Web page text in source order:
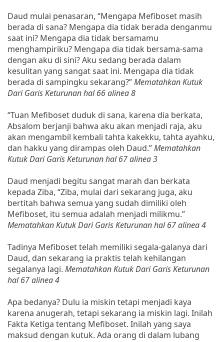
Daud mulai penasaran, “Mengapa Mefiboset masih
berada di sana? Mengapa dia tidak berada denganmu
saat ini? Mengapa dia tidak bersamamu
menghampiriku? Mengapa dia tidak bersama-sama
dengan aku di sini? Aku sedang berada dalam
kesulitan yang sangat saat ini. Mengapa dia tidak
berada di sampingku sekarang?”Mematahkan Kutuk
Dari Garis Keturunan hal 66 alinea 8
“Tuan Mefiboset duduk di sana, karena dia berkata,
Absalom berjanji bahwa aku akan menjadi raja, aku
akan mengambil kembali tahta kakekku, tahta ayahku,
dan hakku yang dirampas oleh Daud.”Mematahkan
Kutuk Dari Garis Keturunan hal 67 alinea 3
Daud menjadi begitu sangat marah dan berkata
kepada Ziba, “Ziba, mulai dari sekarang juga, aku
bertitah bahwa semua yang sudah dimiliki oleh
Mefiboset, itu semua adalah menjadi milikmu.”
Mematahkan Kutuk Dari Garis Keturunan hal 67 alinea 4
Tadinya Mefiboset telah memiliki segala-galanya dari
Daud, dan sekarang ia praktis telah kehilangan
segalanya lagi. Mematahkan Kutuk Dari Garis Keturunan
hal 67 alinea 4
Apa bedanya? Dulu ia miskin tetapi menjadi kaya
karena anugerah, tetapi sekarang ia miskin lagi. Inilah
Fakta Ketiga tentang Mefiboset. Inilah yang saya
maksud dengan kutuk. Ada orang di dalam lubang